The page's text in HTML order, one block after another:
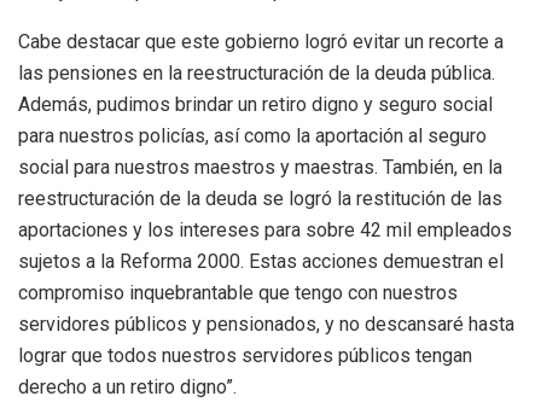
Cabe destacar que este gobierno logró evitar un recorte a
las pensiones en la reestructuración de la deuda pública.
Además, pudimos brindar un retiro digno y seguro social
para nuestros policías, así como la aportación al seguro
social para nuestros maestros y maestras. También, en la
reestructuración de la deuda se logró la restitución de las
aportaciones y los intereses para sobre 42 mil empleados
sujetos a la Reforma 2000. Estas acciones demuestran el
compromiso inquebrantable que tengo con nuestros
servidores públicos y pensionados, y no descansaré hasta
lograr que todos nuestros servidores públicos tengan
derecho a un retiro digno”.